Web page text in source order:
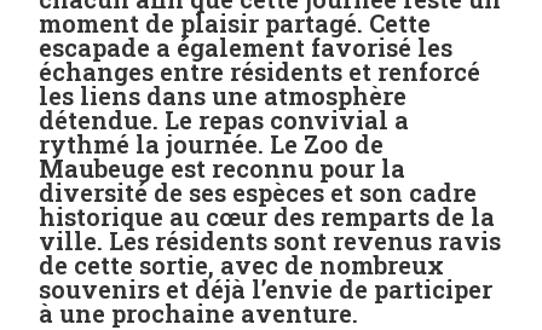
moment de plaisir partagé. Cette
escapade a également favorisé les
échanges entre résidents et renforcé
les liens dans une atmosphère
détendue. Le repas convivial a
rythmé la journée. Le Zoo de
Maubeuge est reconnu pour la
diversité de ses espèces et son cadre
historique au cœur des remparts de la
ville. Les résidents sont revenus ravis
de cette sortie, avec de nombreux
souvenirs et déjà l’envie de participer
à une prochaine aventure.